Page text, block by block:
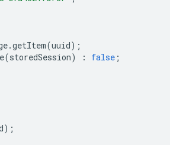
.getItem(uuid);
(storedSession) : false ;
);